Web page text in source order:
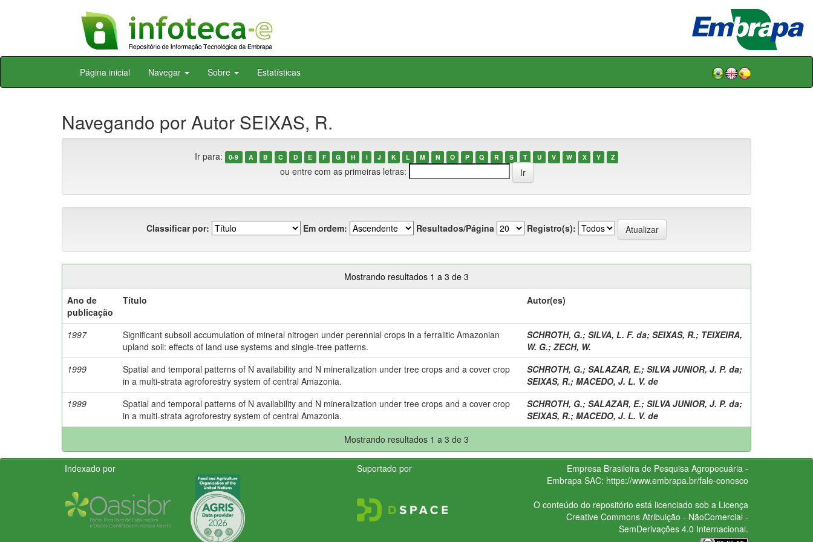
Skip
Página inicial Navegar Sobre Estatísticas
Navegando por Autor SEIXAS, R.
Ir para: 0-9 A B C D E F G H I J K L M N O P Q R S T U V W X Y Z
ou entre com as primeiras letras:
Classificar por: Em ordem: Resultados/Página Registro(s):
Mostrando resultados 1 a 3 de 3
Ano de
publicação
Título Autor(es)
1997
Significant subsoil accumulation of mineral nitrogen under perennial crops in a ferralitic Amazonian
upland soil: effects of land use systems and single-tree patterns.
SCHROTH, G.; SILVA, L. F. da; SEIXAS, R.; TEIXEIRA,
W. G.; ZECH, W.
1999
Spatial and temporal patterns of N availability and N mineralization under tree crops and a cover crop
in a multi-strata agroforestry system of central Amazonia.
SCHROTH, G.; SALAZAR, E.; SILVA JUNIOR, J. P. da;
SEIXAS, R.; MACEDO, J. L. V. de
1999
Spatial and temporal patterns of N availability and N mineralization under tree crops and a cover crop
in a multi-strata agroforestry system of central Amazonia.
SCHROTH, G.; SALAZAR, E.; SILVA JUNIOR, J. P. da;
SEIXAS, R.; MACEDO, J. L. V. de
Mostrando resultados 1 a 3 de 3
Indexado por Suportado por
Empresa Brasileira de Pesquisa Agropecuária -
Embrapa SAC: https://www.embrapa.br/fale-conosco
O conteúdo do repositório está licenciado sob a Licença
Creative CommonsAtribuição - NãoComercial -
SemDerivações 4.0 Internacional.